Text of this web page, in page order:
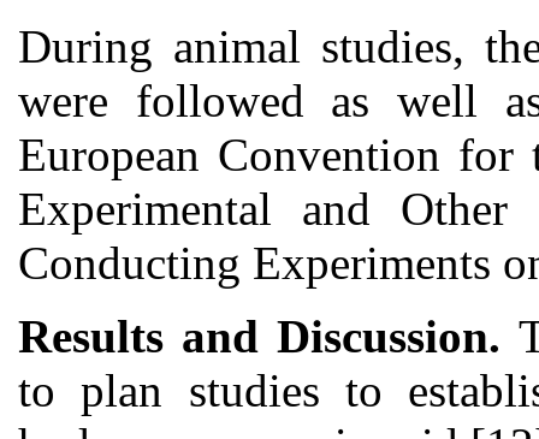
During animal studies,
were followed as well
European Convention
Experimental and
Conducting Experiments
Results and Discussion.
to plan studies to